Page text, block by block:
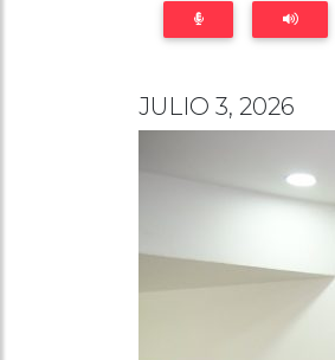
JULIO 3, 2026